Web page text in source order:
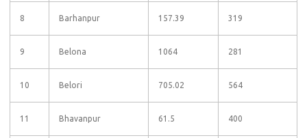
8 Barhanpur 157.39 319
9 Belona 1064 281
10 Belori 705.02 564
11 Bhavanpur 61.5 400